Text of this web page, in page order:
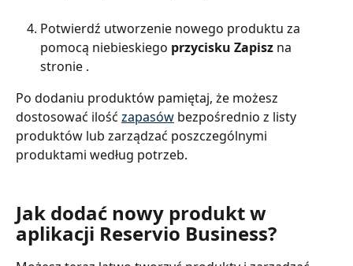
Potwierdź utworzenie nowego produktu za
pomocą niebieskiego przycisku Zapisz na
stronie .
Po dodaniu produktów pamiętaj, że możesz
dostosować ilość zapasów bezpośrednio z listy
produktów lub zarządzać poszczególnymi
produktami według potrzeb.
Jak dodać nowy produkt w
aplikacji Reservio Business?